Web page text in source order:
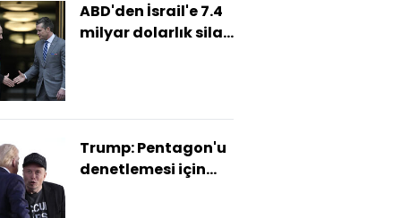
ABD'den İsrail'e 7.4
milyar dolarlık silah
Trump: Pentagon'u
denetlemesi için